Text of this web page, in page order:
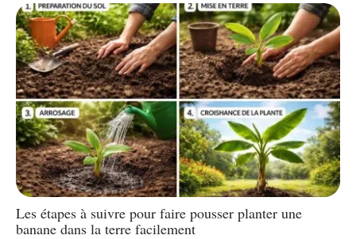
Les étapes à suivre pour faire pousser planter une
banane dans la terre facilement